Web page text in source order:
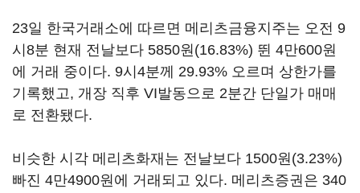
23일 한국거래소에 따르면 메리츠금융지주는 오전 9
시8분 현재 전날보다 5850원(16.83%) 뛴 4만600원
에 거래 중이다. 9시4분께 29.93% 오르며 상한가를
기록했고, 개장 직후 VI발동으로 2분간 단일가 매매
로 전환됐다.
비슷한 시각 메리츠화재는 전날보다 1500원(3.23%)
빠진 4만4900원에 거래되고 있다. 메리츠증권은 340